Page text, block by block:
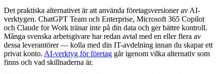
Det praktiska alternativet är att använda företagsversioner av AI-
verktygen. ChatGPT Team och Enterprise, Microsoft 365 Copilot
och Claude for Work tränar inte på din data och ger bättre kontroll.
Många svenska arbetsgivare har redan avtal med en eller flera av
dessa leverantörer — kolla med din IT-avdelning innan du skapar ett
privat konto. AI-verktyg för företag går igenom vilka alternativ som
finns och vad skillnaderna är.